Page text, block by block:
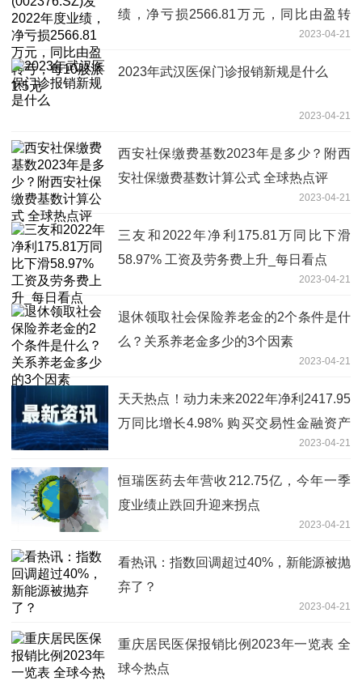
绩，净亏损2566.81万元，同比由盈转
2023-04-21
2023年武汉医保门诊报销新规是什么
2023-04-21
西安社保缴费基数2023年是多少？附西
安社保缴费基数计算公式 全球热点评
2023-04-21
三友和2022年净利175.81万同比下滑
58.97% 工资及劳务费上升_每日看点
2023-04-21
退休领取社会保险养老金的2个条件是什
么？关系养老金多少的3个因素
2023-04-21
天天热点！动力未来2022年净利2417.95
万同比增长4.98% 购买交易性金融资产
2023-04-21
恒瑞医药去年营收212.75亿，今年一季
度业绩止跌回升迎来拐点
2023-04-21
看热讯：指数回调超过40%，新能源被抛
弃了？
2023-04-21
重庆居民医保报销比例2023年一览表 全
球今热点